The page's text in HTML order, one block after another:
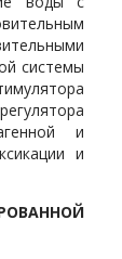
системы
и
и